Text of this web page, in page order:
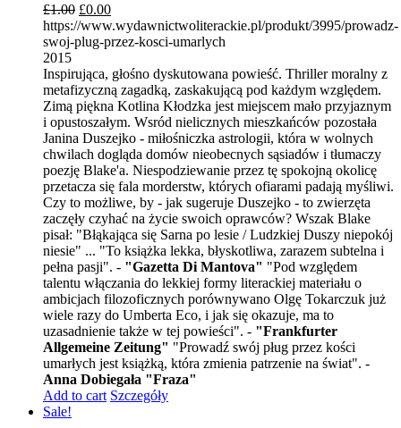
£1.00 £0.00
https://www.wydawnictwoliterackie.pl/produkt/3995/prowadz-
swoj-plug-przez-kosci-umarlych
2015
Inspirująca, głośno dyskutowana powieść. Thriller moralny z
metafizyczną zagadką, zaskakującą pod każdym względem.
Zimą piękna Kotlina Kłodzka jest miejscem mało przyjaznym
i opustoszałym. Wsród nielicznych mieszkańców pozostała
Janina Duszejko - miłośniczka astrologii, która w wolnych
chwilach dogląda domów nieobecnych sąsiadów i tłumaczy
poezję Blake'a. Niespodziewanie przez tę spokojną okolicę
przetacza się fala morderstw, których ofiarami padają myśliwi.
Czy to możliwe, by - jak sugeruje Duszejko - to zwierzęta
zaczęły czyhać na życie swoich oprawców? Wszak Blake
pisał: "Błąkająca się Sarna po lesie / Ludzkiej Duszy niepokój
niesie" ... "To książka lekka, błyskotliwa, zarazem subtelna i
pełna pasji". - "Gazetta Di Mantova" "Pod względem
talentu włączania do lekkiej formy literackiej materiału o
ambicjach filozoficznych porównywano Olgę Tokarczuk już
wiele razy do Umberta Eco, i jak się okazuje, ma to
uzasadnienie także w tej powieści". - "Frankfurter
Allgemeine Zeitung" "Prowadź swój pług przez kości
umarłych jest książką, która zmienia patrzenie na świat". -
Anna Dobiegała "Fraza"
Add to cart Szczegóły
Sale!